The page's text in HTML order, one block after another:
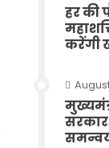
हर की
करेंगी